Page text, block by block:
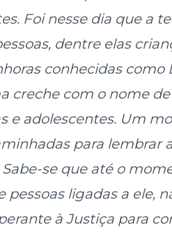
Foi nesse dia que a
dentre elas
conhecidas como
creche com o nome de
e adolescentes. Um
para
se que até o
pessoas ligadas a
à Justiça para